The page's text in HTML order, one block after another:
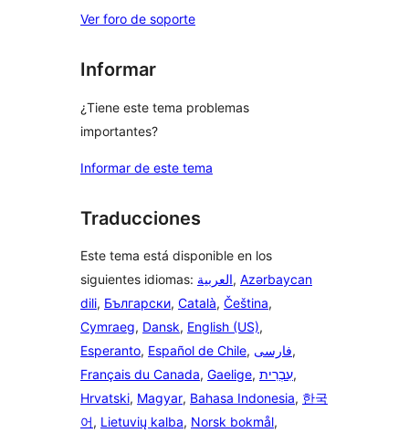
Ver foro de soporte
Informar
¿Tiene este tema problemas
importantes?
Informar de este tema
Traducciones
Este tema está disponible en los
siguientes idiomas: العربية, Azərbaycan
dili, Български, Català, Čeština,
Cymraeg, Dansk, English (US),
Esperanto, Español de Chile, فارسی,
Français du Canada, Gaelige, עִבְרִית,
Hrvatski, Magyar, Bahasa Indonesia, 한국
어, Lietuvių kalba, Norsk bokmål,